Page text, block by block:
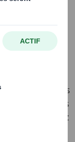
de celle
stimuler les sens
de produits
sur Internet
produit et à